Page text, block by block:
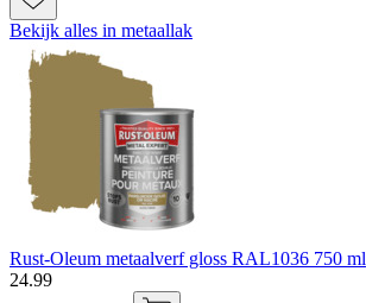
Bekijk alles in metaallak
Rust-Oleum metaalverf gloss RAL1036 750 ml
24.99